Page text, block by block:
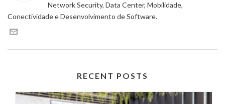
Network Security, Data Center, Mobilidade,
Conectividade e Desenvolvimento de Software.
RECENT POSTS